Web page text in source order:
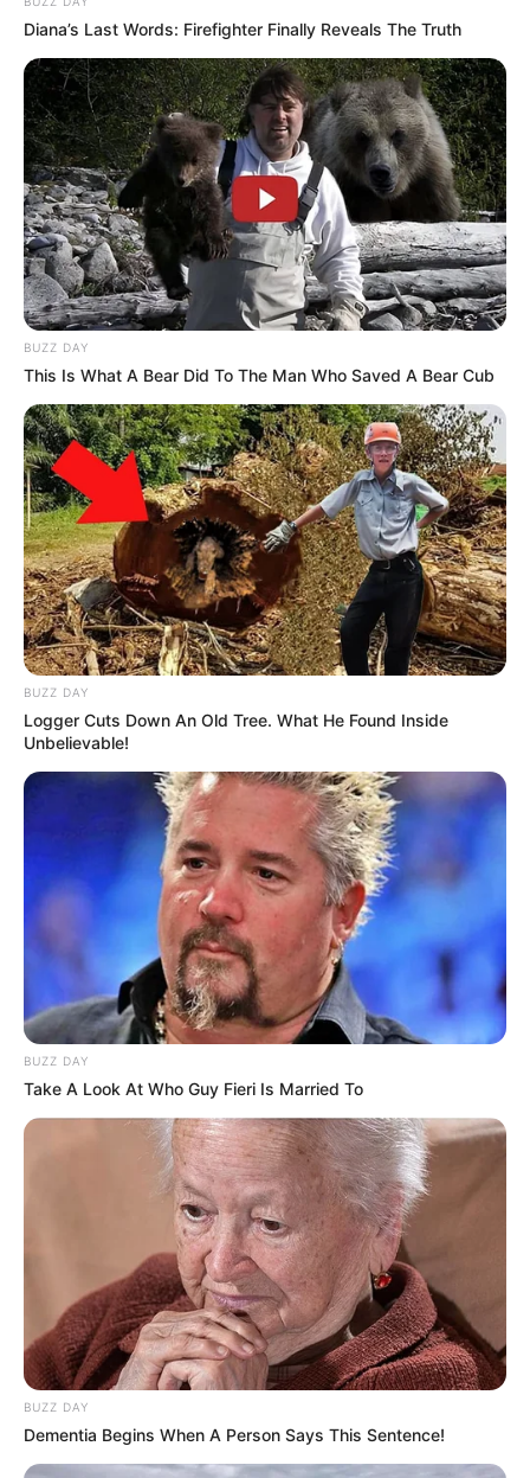
Diana’s Last Words: Firefighter Finally Reveals The Truth
BUZZ DAY
This Is What A Bear Did To The Man Who Saved A Bear Cub
BUZZ DAY
Logger Cuts Down An Old Tree. What He Found Inside
Unbelievable!
BUZZ DAY
Take A Look At Who Guy Fieri Is Married To
BUZZ DAY
Dementia Begins When A Person Says This Sentence!